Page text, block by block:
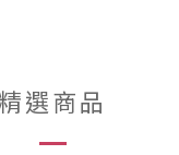
選商品